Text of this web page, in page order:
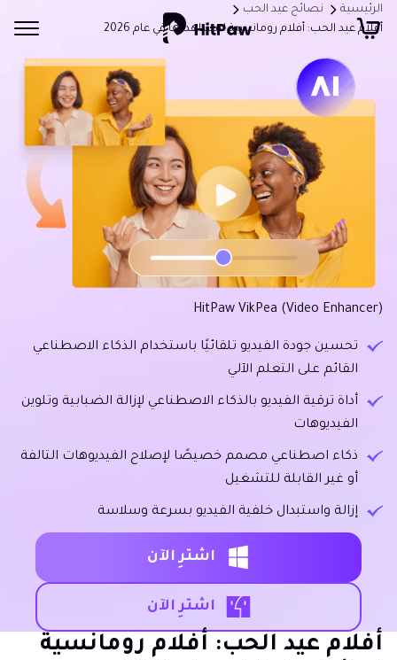
الرئيسية
نصائح عيد الحب
أفلام عيد الحب: أفلام رومانسية لمشاهدتها في عام 2026
HitPaw VikPea (Video Enhancer)
تحسين جودة الفيديو تلقائيًا باستخدام الذكاء الاصطناعي
القائم على التعلم الآلي
أداة ترقية الفيديو بالذكاء الاصطناعي لإزالة الضبابية وتلوين
الفيديوهات
ذكاء اصطناعي مصمم خصيصًا لإصلاح الفيديوهات التالفة
أو غير القابلة للتشغيل
إزالة واستبدال خلفية الفيديو بسرعة وسلاسة
اشترِ الآن
اشترِ الآن
أفلام عيد الحب: أفلام رومانسية